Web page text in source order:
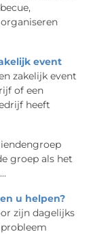
event
zakelijk event
of een
heeft
groep als het
u helpen?
zijn dagelijks